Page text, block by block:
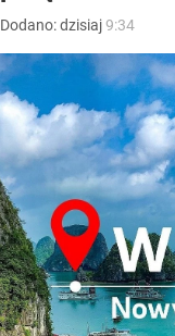
Dodano:dzisiaj9:34